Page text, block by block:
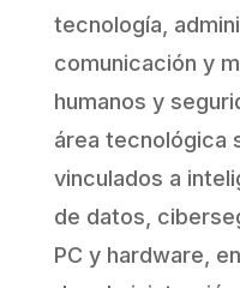
tecnología,
comunicación y
humanos y
área tecnológica
vinculados a
de datos,
PC y hardware,